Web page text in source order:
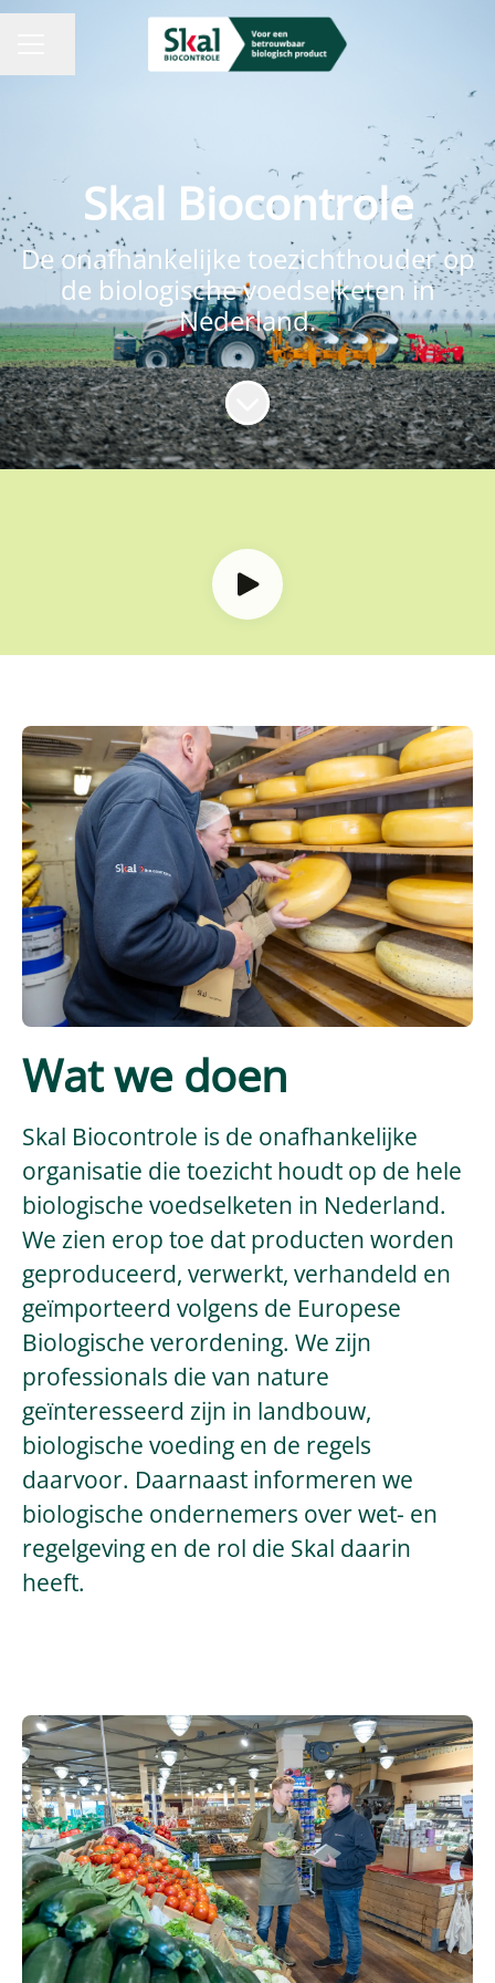
Skal Biocontrole
De onafhankelijke toezichthouder op
de biologische voedselketen in
Nederland.
Naar content scrollen
Wat we doen
Skal Biocontrole is de onafhankelijke
organisatie die toezicht houdt op de hele
biologische voedselketen in Nederland.
We zien erop toe dat producten worden
geproduceerd, verwerkt, verhandeld en
geïmporteerd volgens de Europese
Biologische verordening. We zijn
professionals die van nature
geïnteresseerd zijn in landbouw,
biologische voeding en de regels
daarvoor. Daarnaast informeren we
biologische ondernemers over wet- en
regelgeving en de rol die Skal daarin
heeft.